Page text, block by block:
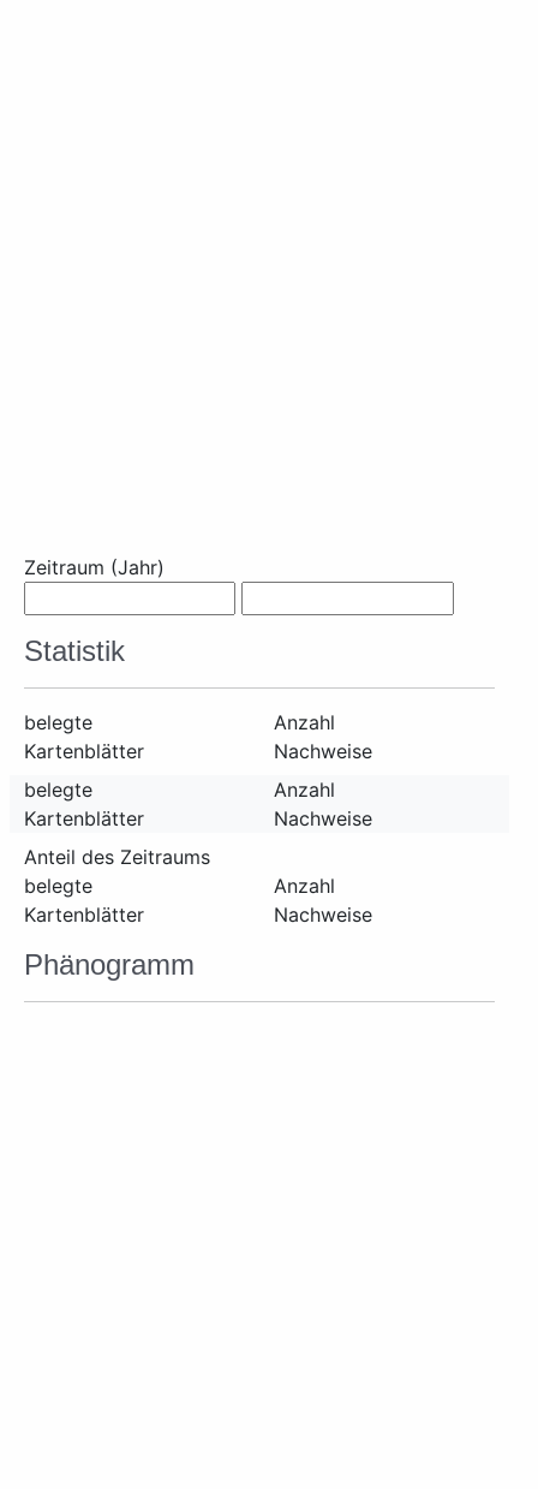
Zeitraum (Jahr)
Statistik
belegte
Kartenblätter
Anzahl
Nachweise
belegte
Kartenblätter
Anzahl
Nachweise
Anteil des Zeitraums
belegte
Kartenblätter
Anzahl
Nachweise
Phänogramm